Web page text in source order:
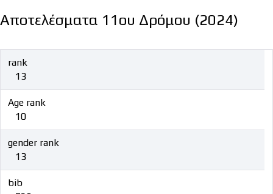
Αποτελέσματα 11ου Δρόμου (2024)
rank
13
Age rank
10
gender rank
13
bib